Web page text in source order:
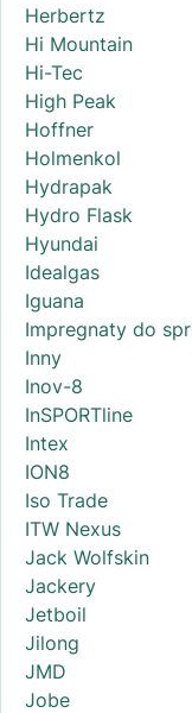
Herbertz
Hi Mountain
Hi-Tec
High Peak
Hoffner
Holmenkol
Hydrapak
Hydro Flask
Hyundai
Idealgas
Iguana
Impregnaty do
Inny
Inov-8
InSPORTline
Intex
ION8
Iso Trade
ITW Nexus
Jack Wolfskin
Jackery
Jetboil
Jilong
JMD
Jobe